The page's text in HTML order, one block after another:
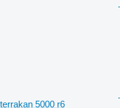
terrakan 5000 r6